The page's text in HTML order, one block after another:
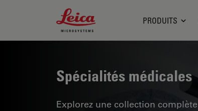
Leica Microsystems Logo
PRODUITS
Spécialités médicales
Explorez une collection